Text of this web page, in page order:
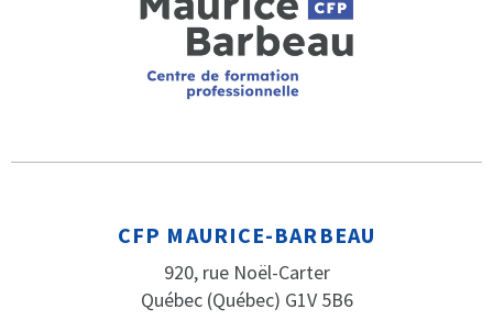
CFP MAURICE-BARBEAU
920, rue Noël-Carter
Québec (Québec) G1V 5B6